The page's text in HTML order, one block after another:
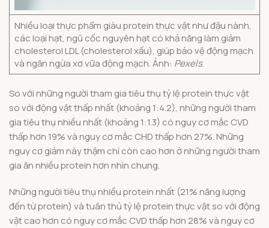
Nhiều loại thực phẩm giàu protein thực vật như đậu nành,
các loại hạt, ngũ cốc nguyên hạt có khả năng làm giảm
cholesterol LDL (cholesterol xấu), giúp bảo vệ động mạch
và ngăn ngừa xơ vữa động mạch. Ảnh: Pexels.
So với những người tham gia tiêu thụ tỷ lệ protein thực vật
so với động vật thấp nhất (khoảng 1:4.2), những người tham
gia tiêu thụ nhiều nhất (khoảng 1:1.3) có nguy cơ mắc CVD
thấp hơn 19% và nguy cơ mắc CHD thấp hơn 27%. Những
nguy cơ giảm này thậm chí còn cao hơn ở những người tham
gia ăn nhiều protein hơn nhìn chung.
Những người tiêu thụ nhiều protein nhất (21% năng lượng
đến từ protein) và tuân thủ tỷ lệ protein thực vật so với động
vật cao hơn có nguy cơ mắc CVD thấp hơn 28% và nguy cơ